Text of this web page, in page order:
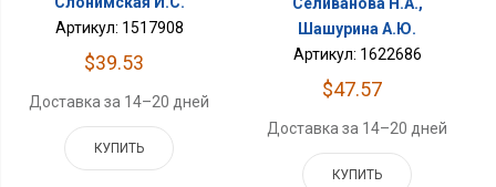
Артикул: 1517908
$39.53
Доставка за 14–20 дней
КУПИТЬ
Селиванова Н.А.,
Шашурина А.Ю.
Артикул: 1622686
$47.57
Доставка за 14–20 дней
КУПИТЬ